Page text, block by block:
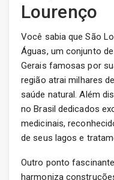
Lourenço
Você sabia que São
Águas, um conjunto
Gerais famosas por
região atrai milhares
saúde natural. Além
no Brasil dedicados
medicinais,
de seus lagos e
Outro ponto
harmoniza